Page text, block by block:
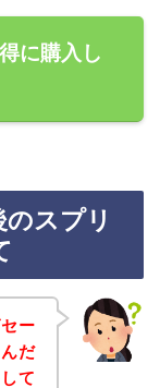
に購入し
スプリ
ー
だ
て